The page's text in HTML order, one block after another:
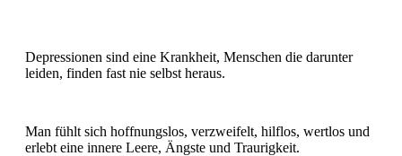
Depressionen sind eine Krankheit, Menschen die darunter
leiden, finden fast nie selbst heraus.
Man fühlt sich hoffnungslos, verzweifelt, hilflos, wertlos und
erlebt eine innere Leere, Ängste und Traurigkeit.